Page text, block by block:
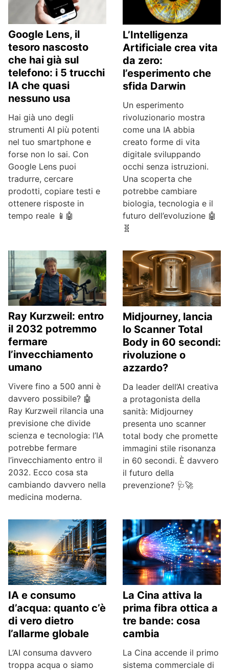
Google Lens, il
tesoro nascosto
che hai già sul
telefono: i 5 trucchi
IA che quasi
nessuno usa
Hai già uno degli
strumenti AI più potenti
nel tuo smartphone e
forse non lo sai. Con
Google Lens puoi
tradurre, cercare
prodotti, copiare testi e
ottenere risposte in
tempo reale 📱🤖
L’Intelligenza
Artificiale crea vita
da zero:
l’esperimento che
sfida Darwin
Un esperimento
rivoluzionario mostra
come una IA abbia
creato forme di vita
digitale sviluppando
occhi senza istruzioni.
Una scoperta che
potrebbe cambiare
biologia, tecnologia e il
futuro dell’evoluzione 🤖
🧬
Ray Kurzweil: entro
il 2032 potremmo
fermare
l’invecchiamento
umano
Vivere fino a 500 anni è
davvero possibile? 🤖
Ray Kurzweil rilancia una
previsione che divide
scienza e tecnologia: l’IA
potrebbe fermare
l’invecchiamento entro il
2032. Ecco cosa sta
cambiando davvero nella
medicina moderna.
Midjourney, lancia
lo Scanner Total
Body in 60 secondi:
rivoluzione o
azzardo?
Da leader dell’AI creativa
a protagonista della
sanità: Midjourney
presenta uno scanner
total body che promette
immagini stile risonanza
in 60 secondi. È davvero
il futuro della
prevenzione? 🩺🚀
IA e consumo
d’acqua: quanto c’è
di vero dietro
l’allarme globale
L’AI consuma davvero
troppa acqua o siamo
La Cina attiva la
prima fibra ottica a
tre bande: cosa
cambia
La Cina accende il primo
sistema commerciale di